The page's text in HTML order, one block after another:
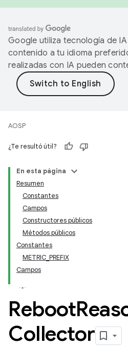
Google utiliza tecnología de
contenido a tu idioma
realizadas con IA pueden
AOSP
¿Te resultó útil?
En esta página
Resumen
Constantes
Campos
Constructores públicos
Métodos públicos
Constantes
METRIC_PREFIX
Campos
Reboot
Collector